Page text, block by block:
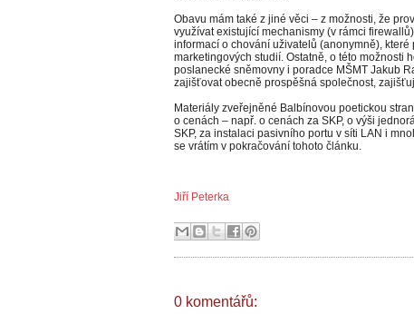
Obavu mám také z jiné věci – z možnosti, že
využívat existující mechanismy (v rámci
informací o chování uživatelů (anonymně), které
marketingových studií. Ostatně, o této možnosti
poslanecké sněmovny i poradce MŠMT Jakub
zajišťovat obecně prospěšná společnost,
Materiály zveřejněné Balbínovou poetickou
o cenách – např. o cenách za SKP, o výši
SKP, za instalaci pasivního portu v síti LAN i
se vrátím v pokračování tohoto článku.
Jiří Peterka
0 komentářů: